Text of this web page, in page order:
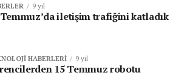
9 yıl
Temmuz’da iletişim trafiğini katladık
HABERLERI 9 yıl
15 Temmuz robotu